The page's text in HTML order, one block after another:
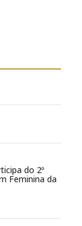
do 2º
Feminina da